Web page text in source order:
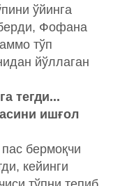
ўйинга
Фофана
тўп
йўллаган
тегди...
ишғол
бермоқчи
кейинги